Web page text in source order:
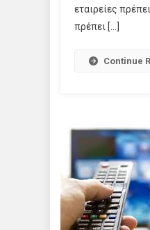
εταιρείες
πρέπει […]
Continue